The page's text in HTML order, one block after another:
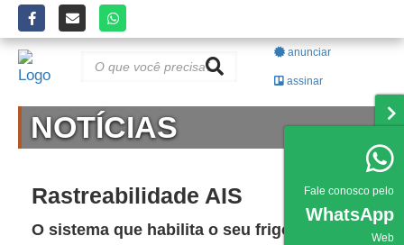
anunciar
assinar
NOTÍCIAS
Rastreabilidade AIS
O sistema que habilita o seu frigorífico
Fale conosco pelo
WhatsApp
Web